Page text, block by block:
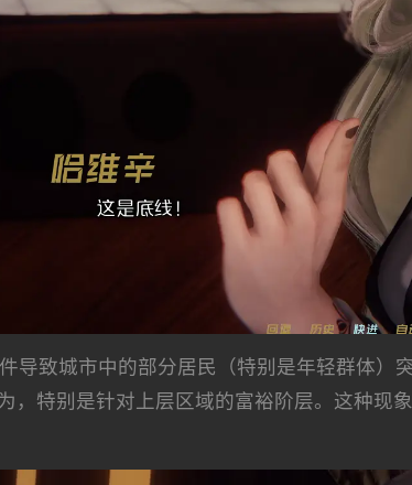
导致城市中的部分居民（特别是年轻群体
，特别是针对上层区域的富裕阶层。这种现